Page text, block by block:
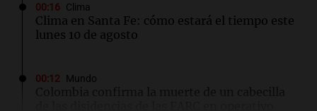
00:16 Clima
Clima en Santa Fe: cómo estará el tiempo este
lunes 10 de agosto
00:12 Mundo
Colombia confirma la muerte de un cabecilla